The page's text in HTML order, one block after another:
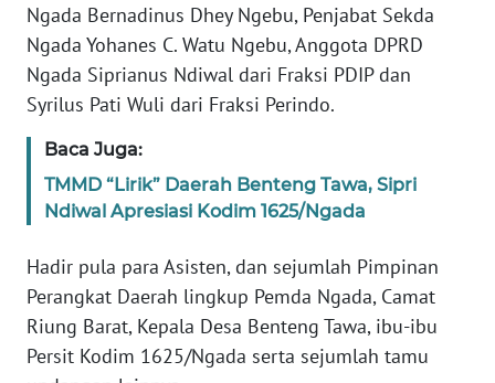
Ngada Bernadinus Dhey Ngebu, Penjabat Sekda
Ngada Yohanes C. Watu Ngebu, Anggota DPRD
Ngada Siprianus Ndiwal dari Fraksi PDIP dan
Syrilus Pati Wuli dari Fraksi Perindo.
Baca Juga:
TMMD “Lirik” Daerah Benteng Tawa, Sipri
Ndiwal Apresiasi Kodim 1625/Ngada
Hadir pula para Asisten, dan sejumlah Pimpinan
Perangkat Daerah lingkup Pemda Ngada, Camat
Riung Barat, Kepala Desa Benteng Tawa, ibu-ibu
Persit Kodim 1625/Ngada serta sejumlah tamu
WN
NTB
SULTENG
WN
SULBAR
WN
BABEL
WN
SUMBAR